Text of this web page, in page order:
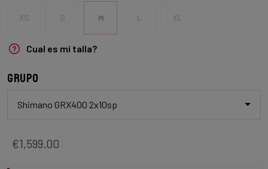
XS S M L XL
Cual es mi talla?
Grupo
Shimano GRX400 2x10sp
€1,599.00